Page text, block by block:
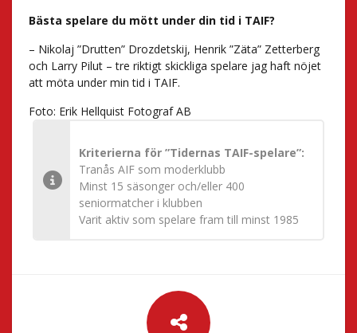
Bästa spelare du mött under din tid i TAIF?
– Nikolaj ”Drutten” Drozdetskij, Henrik ”Zäta” Zetterberg
och Larry Pilut – tre riktigt skickliga spelare jag haft nöjet
att möta under min tid i TAIF.
Foto: Erik Hellquist Fotograf AB
Kriterierna för ”Tidernas TAIF-spelare”:
Tranås AIF som moderklubb
Minst 15 säsonger och/eller 400
seniormatcher i klubben
Varit aktiv som spelare fram till minst 1985